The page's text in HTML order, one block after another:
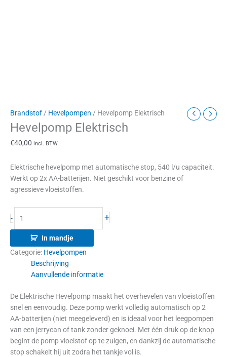
Brandstof / Hevelpompen / Hevelpomp Elektrisch
Hevelpomp Elektrisch
€40,00 incl. BTW
Elektrische hevelpomp met automatische stop, 540 l/u capaciteit.
Werkt op 2x AA-batterijen. Niet geschikt voor benzine of
agressieve vloeistoffen.
- +
In mandje
Categorie: Hevelpompen
Beschrijving
Aanvullende informatie
De Elektrische Hevelpomp maakt het overhevelen van vloeistoffen
snel en eenvoudig. Deze pomp werkt volledig automatisch op 2
AA-batterijen (niet meegeleverd) en is ideaal voor het leegpompen
van een jerrycan of tank zonder geknoei. Met één druk op de knop
begint de pomp vloeistof op te zuigen, en dankzij de automatische
stop schakelt hij uit zodra het tankje vol is.